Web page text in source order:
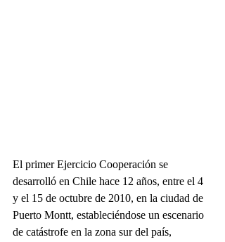
El primer Ejercicio Cooperación se
desarrolló en Chile hace 12 años, entre el 4
y el 15 de octubre de 2010, en la ciudad de
Puerto Montt, estableciéndose un escenario
de catástrofe en la zona sur del país,